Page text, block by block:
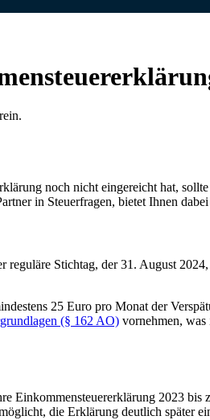
noch nicht eingereicht hat,
in Steuerfragen, bietet Ihnen
Stichtag, der 31. August
25 Euro pro Monat der
(§ 162 AO) vornehmen,
Einkommensteuererklärung 2023 bis
die Erklärung deutlich später